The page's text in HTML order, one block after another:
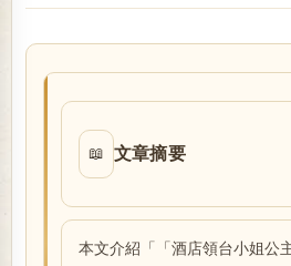
📖 文章摘要
本文介紹「「酒店領台小姐公